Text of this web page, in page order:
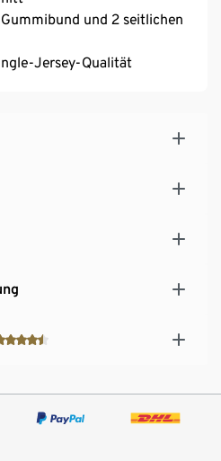
und 2 seitlichen
Jersey-Qualität